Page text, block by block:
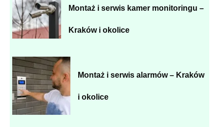
Montaż i serwis kamer monitoringu –
Kraków i okolice
Montaż i serwis alarmów – Kraków
i okolice